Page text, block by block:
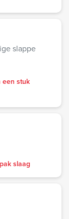
slappe
een stuk
slaag